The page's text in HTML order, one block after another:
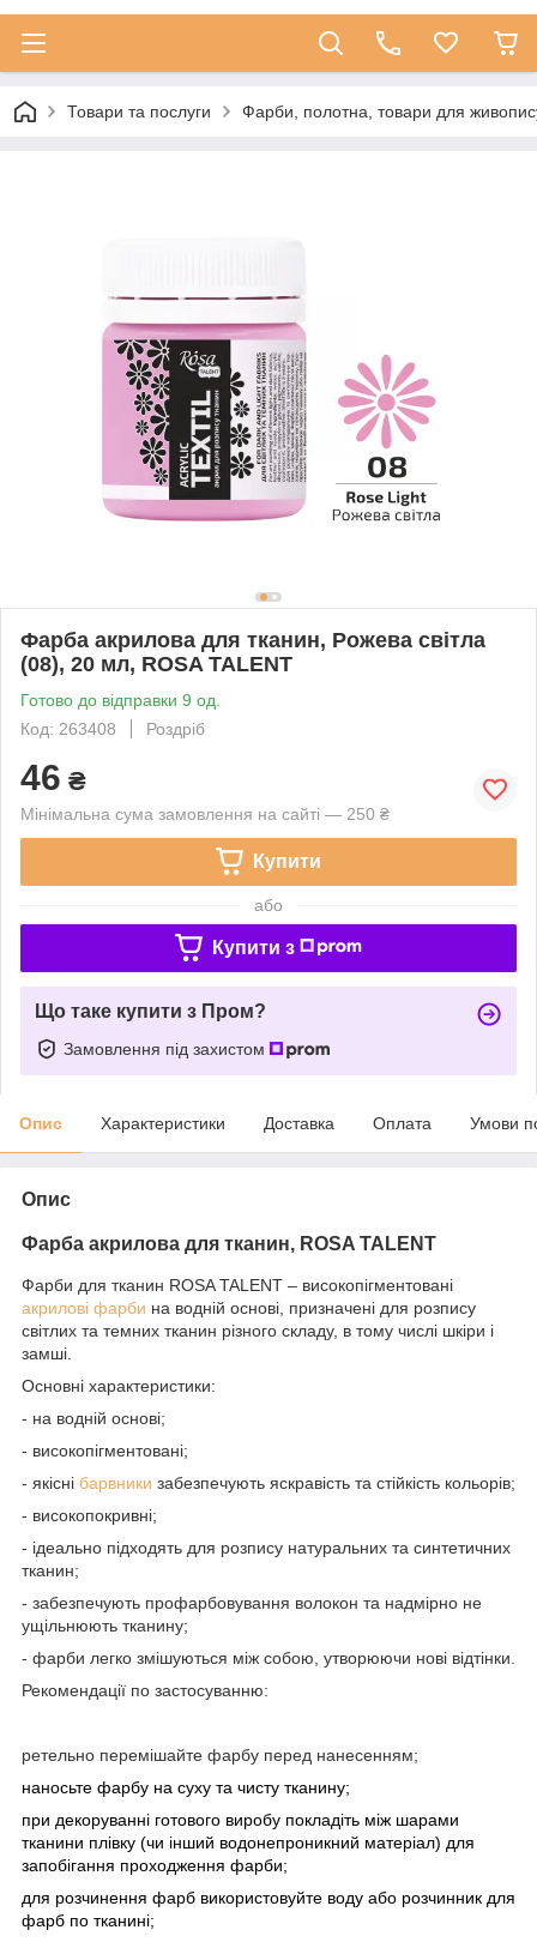
Товари та послуги Фарби, полотна, товари для
Фарба акрилова для тканин, Рожева світла
(08), 20 мл, ROSA TALENT
Готово до відправки 9 од.
Код: 263408
Роздріб
46 ₴
Мінімальна сума замовлення на сайті — 250 ₴
Купити
або
Купити з
Що таке купити з Пром?
Замовлення під захистом
Опис Характеристики Доставка Оплата Умови
Опис
Фарба акрилова для тканин, ROSA TALENT
Фарби для тканин ROSA TALENT – високопігментовані
акрилові фарби на водній основі, призначені для розпису
світлих та темних тканин різного складу, в тому числі шкіри і
замші.
Основні характеристики:
- на водній основі;
- високопігментовані;
- якісні барвники забезпечують яскравість та стійкість кольорів;
- високопокривні;
- ідеально підходять для розпису натуральних та синтетичних
тканин;
- забезпечують профарбовування волокон та надмірно не
ущільнюють тканину;
- фарби легко змішуються між собою, утворюючи нові відтінки.
Рекомендації по застосуванню:
ретельно перемішайте фарбу перед нанесенням;
наносьте фарбу на суху та чисту тканину;
при декоруванні готового виробу покладіть між шарами
тканини плівку (чи інший водонепроникний матеріал) для
запобігання проходження фарби;
для розчинення фарб використовуйте воду або розчинник для
фарб по тканині;